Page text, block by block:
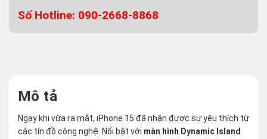
Số Hotline: 090-2668-8868
Mô tả
Ngay khi vừa ra mắt, iPhone 15 đã nhận được sự yêu thích từ
các tín đồ công nghệ. Nổi bật với màn hình Dynamic Island